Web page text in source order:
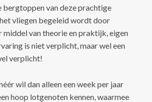
van deze prachtige
vliegen begeleid wordt door
van theorie en praktijk, eigen
is niet verplicht, maar wel een
verplicht!
wil dan alleen een week per jaar
hoop lotgenoten kennen, waarmee